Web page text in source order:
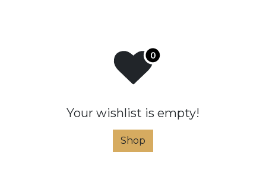
Your wishlist is empty!
Shop